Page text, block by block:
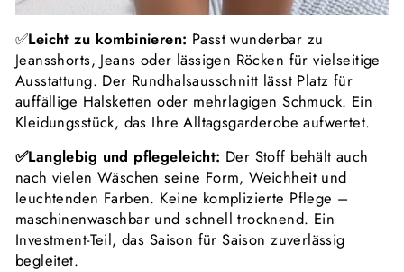
✅Leicht zu kombinieren: Passt wunderbar zu
Jeansshorts, Jeans oder lässigen Röcken für vielseitige
Ausstattung. Der Rundhalsausschnitt lässt Platz für
auffällige Halsketten oder mehrlagigen Schmuck. Ein
Kleidungsstück, das Ihre Alltagsgarderobe aufwertet.
✅Langlebig und pflegeleicht: Der Stoff behält auch
nach vielen Wäschen seine Form, Weichheit und
leuchtenden Farben. Keine komplizierte Pflege –
maschinenwaschbar und schnell trocknend. Ein
Investment-Teil, das Saison für Saison zuverlässig
begleitet.